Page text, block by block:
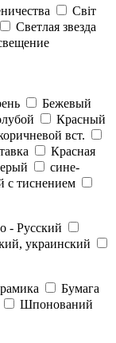
Світ
Светлая звезда
Бежевый
Красный
вст.
Красная
сине-
с тиснением
- Русский
украинский
Бумага
Шпонований